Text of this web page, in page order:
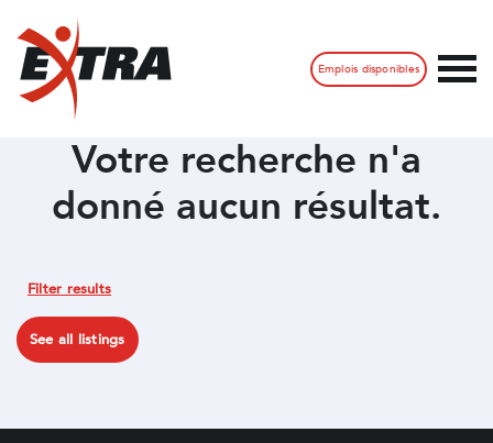
Emplois disponibles
Votre recherche n'a
donné aucun résultat.
Filter results
See all listings